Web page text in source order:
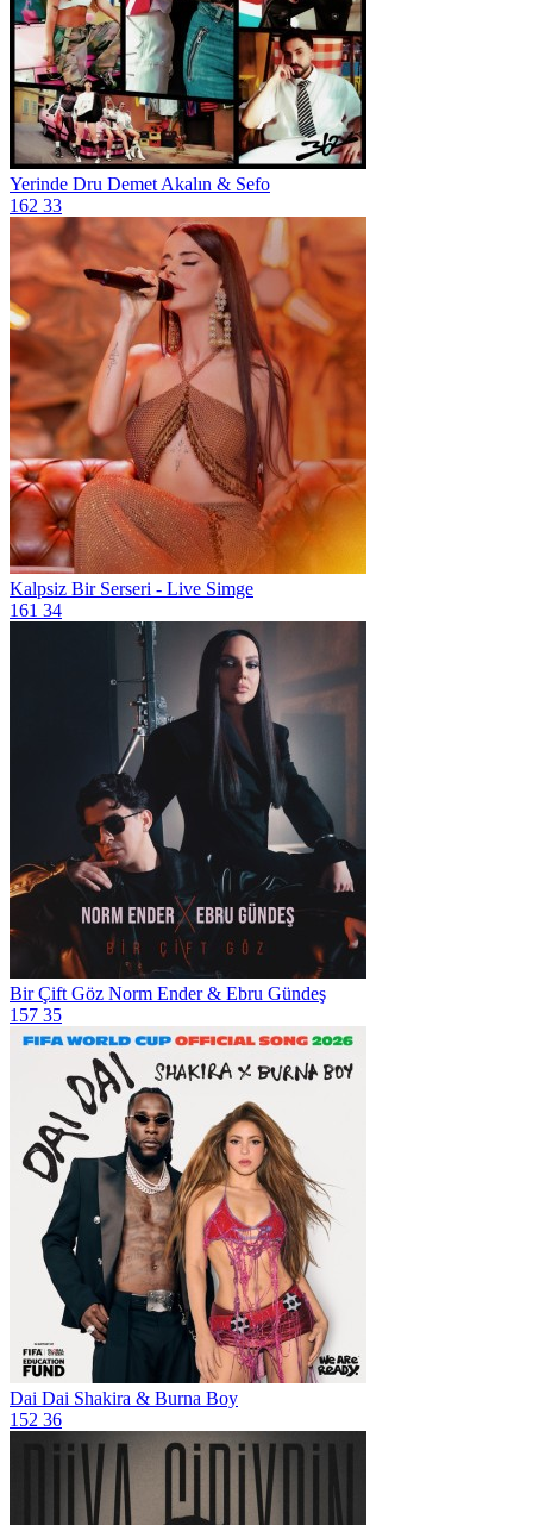
Yerinde Dru Demet Akalın & Sefo
162 33
Kalpsiz Bir Serseri - Live Simge
161 34
Bir Çift Göz Norm Ender & Ebru Gündeş
157 35
Dai Dai Shakira & Burna Boy
152 36